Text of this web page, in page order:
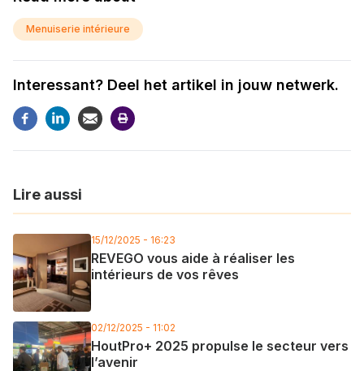
Menuiserie intérieure
Interessant? Deel het artikel in jouw netwerk.
Lire aussi
15/12/2025 - 16:23
REVEGO vous aide à réaliser les
intérieurs de vos rêves
02/12/2025 - 11:02
HoutPro+ 2025 propulse le secteur vers
l’avenir